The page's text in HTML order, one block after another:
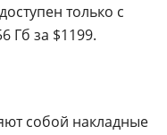
только с
Гб за $1199.
собой накладные